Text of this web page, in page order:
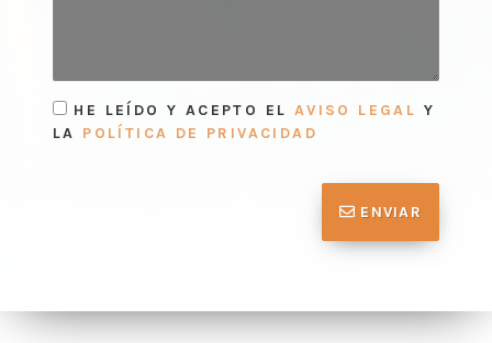
HE LEÍDO Y ACEPTO EL AVISO LEGAL Y
LA POLÍTICA DE PRIVACIDAD
ENVIAR